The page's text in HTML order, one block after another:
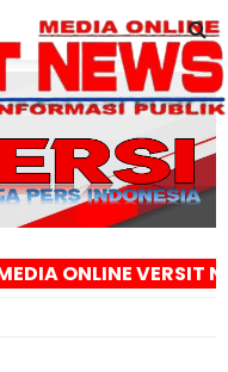
NEWS - EDUKASI